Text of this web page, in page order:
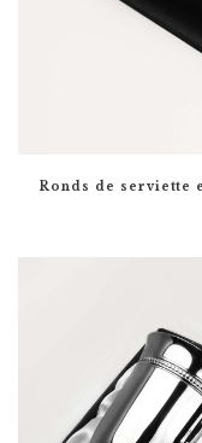
Ronds de serviette